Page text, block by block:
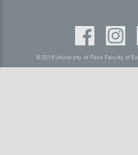
© 2016 University of Pécs Faculty of